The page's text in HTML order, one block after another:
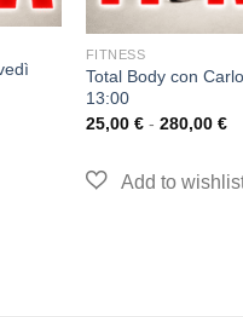
FITNESS
Total Body con
13:00
25,00 € - 280,00 €